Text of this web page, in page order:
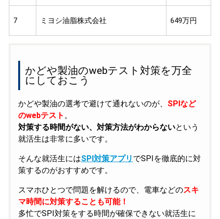
7 ミヨシ油脂株式会社 649万円
かどや製油のwebテスト対策を万全
にしておこう
かどや製油の選考で避けて通れないのが、 SPIなど
のwebテスト 。
対策する時間がない、対策方法がわからないという
就活生は非常に多いです。
そんな就活生にはSPI対策アプリ でSPIを徹底的に対
策するのがおすすめです。
スマホひとつで問題を解けるので、電車などのスキ
マ時間に対策することも可能！
多忙でSPI対策をする時間が確保できない就活生に